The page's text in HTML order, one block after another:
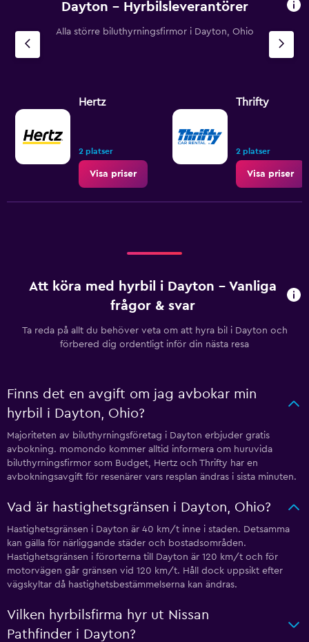
Dayton – Hyrbilsleverantörer
Alla större biluthyrningsfirmor i Dayton, Ohio
Hertz
2 platser
Visa priser
Thrifty
2 platser
Visa priser
Att köra med hyrbil i Dayton – Vanliga
frågor & svar
Ta reda på allt du behöver veta om att hyra bil i Dayton och
förbered dig ordentligt inför din nästa resa
Finns det en avgift om jag avbokar min
hyrbil i Dayton, Ohio?
Majoriteten av biluthyrningsföretag i Dayton erbjuder gratis
avbokning. momondo kommer alltid informera om huruvida
biluthyrningsfirmor som Budget, Hertz och Thrifty har en
avbokningsavgift för resenärer vars resplan ändras i sista minuten.
Vad är hastighetsgränsen i Dayton, Ohio?
Hastighetsgränsen i Dayton är 40 km/t inne i staden. Detsamma
kan gälla för närliggande städer och bostadsområden.
Hastighetsgränsen i förorterna till Dayton är 120 km/t och för
motorvägen går gränsen vid 120 km/t. Håll dock uppsikt efter
vägskyltar då hastighetsbestämmelserna kan ändras.
Vilken hyrbilsfirma hyr ut Nissan
Pathfinder i Dayton?